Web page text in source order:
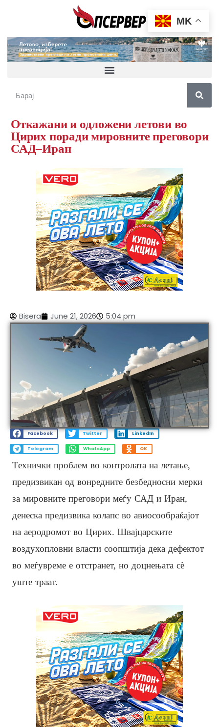
Откажани и одложени летови во
Цирих поради мировните преговори
САД–Иран
Bisera June 21, 2026 5:04 pm
Facebook Twitter LinkedIn
Telegram WhatsApp OK
Tехнички проблем во контролата на летање,
предизвикан од вонредните безбедносни мерки
за мировните преговори меѓу САД и Иран,
денеска предизвика колапс во авиосообраќајот
на аеродромот во Цирих. Швајцарските
воздухопловни власти соопштија дека дефектот
во меѓувреме е отстранет, но доцнењата сè
уште траат.
MK